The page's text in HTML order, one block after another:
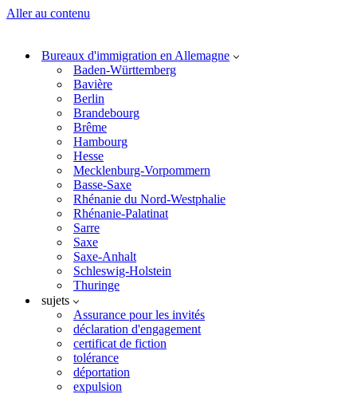
Aller au contenu
Bureaux d'immigration en Allemagne
Baden-Württemberg
Bavière
Berlin
Brandebourg
Brême
Hambourg
Hesse
Mecklenburg-Vorpommern
Basse-Saxe
Rhénanie du Nord-Westphalie
Rhénanie-Palatinat
Sarre
Saxe
Saxe-Anhalt
Schleswig-Holstein
Thuringe
sujets
Assurance pour les invités
déclaration d'engagement
certificat de fiction
tolérance
déportation
expulsion